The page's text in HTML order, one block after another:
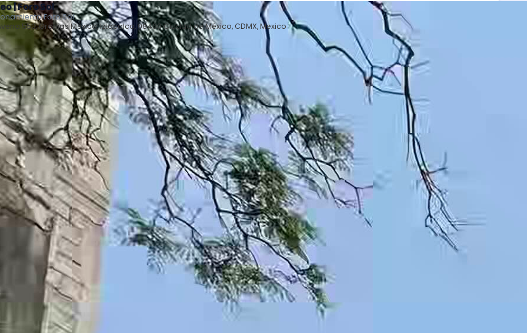
| Foro Sol
Foro Sol
550, Granjas México, Iztacalco, 08400 Ciudad de México, CDMX, Mexico